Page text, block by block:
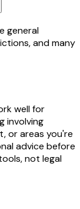
general
and many
well for
involving
or areas you're
advice before
not legal